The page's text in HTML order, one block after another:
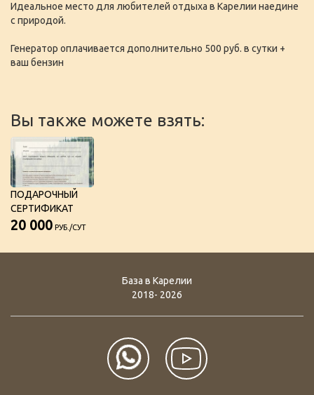
Идеальное место для любителей отдыха в Карелии наедине
с природой.
Генератор оплачивается дополнительно 500 руб. в сутки +
ваш бензин
Вы также можете взять:
ПОДАРОЧНЫЙ
СЕРТИФИКАТ
20 000 РУБ./СУТ
База в Карелии
2018- 2026